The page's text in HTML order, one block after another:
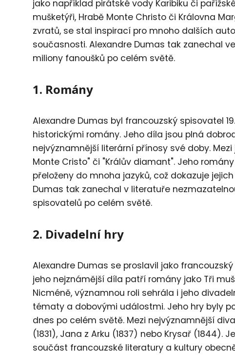
jako například pirátské vody Karibiku či
mušketýři, Hrabě Monte Christo či Královna
zvratů, se stal inspirací pro mnoho dalších
současnosti. Alexandre Dumas tak zanechal
miliony fanoušků po celém světě.
1. Romány
Alexandre Dumas byl francouzský spisovatel
historickými romány. Jeho díla jsou plná
nejvýznamnější literární přínosy své doby.
Monte Cristo" či "Králův diamant". Jeho
přeloženy do mnoha jazyků, což dokazuje
Dumas tak zanechal v literatuře
spisovatelů po celém světě.
2. Divadelní hry
Alexandre Dumas se proslavil jako
jeho nejznámější díla patří romány jako Tři
Nicméně, významnou roli sehrála i jeho
tématy a dobovými událostmi. Jeho hry byly
dnes po celém světě. Mezi nejvýznamnější
(1831), Jana z Arku (1837) nebo Krysař
součást francouzské literatury a kultury